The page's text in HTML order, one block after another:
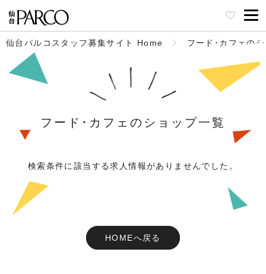
仙台パルコスタッフ募集サイト Home フード･カフェの
フード･カフェのショップ一覧
検索条件に該当する求人情報がありませんでした。
HOMEへ戻る